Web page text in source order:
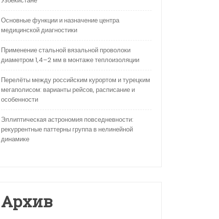
Основные функции и назначение центра
медицинской диагностики
Применение стальной вязальной проволоки
диаметром 1,4–2 мм в монтаже теплоизоляции
Перелёты между российским курортом и турецким
мегаполисом: варианты рейсов, расписание и
особенности
Эллиптическая астрономия повседневности:
рекуррентные паттерны группа в нелинейной
динамике
Архив